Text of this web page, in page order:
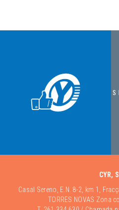
CYR,
Casal Sereno, E.N. 8-2, km 1,
TORRES NOVAS Zona